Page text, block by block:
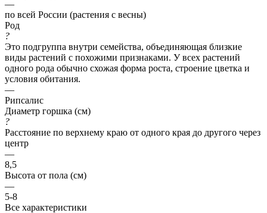
—
по всей России (растения с весны)
Род
?
Это подгруппа внутри семейства, объединяющая близкие
виды растений с похожими признаками. У всех растений
одного рода обычно схожая форма роста, строение цветка и
условия обитания.
—
Рипсалис
Диаметр горшка (см)
?
Расстояние по верхнему краю от одного края до другого через
центр
—
8,5
Высота от пола (см)
—
5-8
Все характеристики